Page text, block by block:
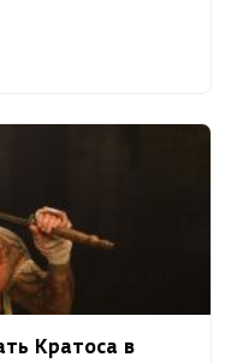
Кратоса в